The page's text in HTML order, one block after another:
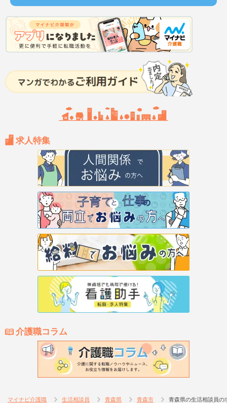
求人特集
介護職コラム
マイナビ介護職 生活相談員 青森県 青森市 青森県の生活相談員の